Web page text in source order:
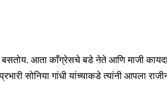
आता काँग्रेसचे बडे नेते आणि माजी कायदा
सोनिया गांधी यांच्याकडे त्यांनी आपला